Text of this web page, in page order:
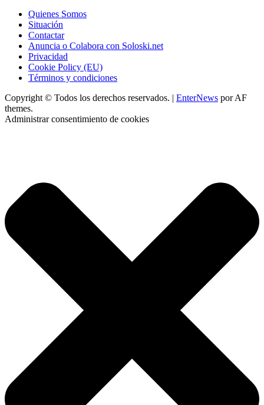
Quienes Somos
Situación
Contactar
Anuncia o Colabora con Soloski.net
Privacidad
Cookie Policy (EU)
Términos y condiciones
Copyright © Todos los derechos reservados. | EnterNews por AF
themes.
Administrar consentimiento de cookies